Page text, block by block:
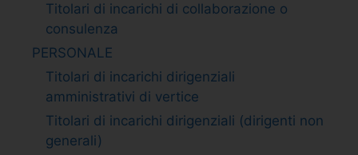
Titolari di incarichi di collaborazione o
consulenza
PERSONALE
Titolari di incarichi dirigenziali
amministrativi di vertice
Titolari di incarichi dirigenziali (dirigenti non
generali)